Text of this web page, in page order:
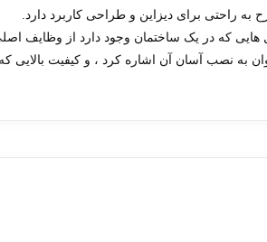
به راحتی برای دیزاین و طراحی کاربرد دارد.
هایی که در یک ساختمان وجود دارد از وظایف
به نصب آسان آن اشاره کرد ، و کیفیت بالایی که